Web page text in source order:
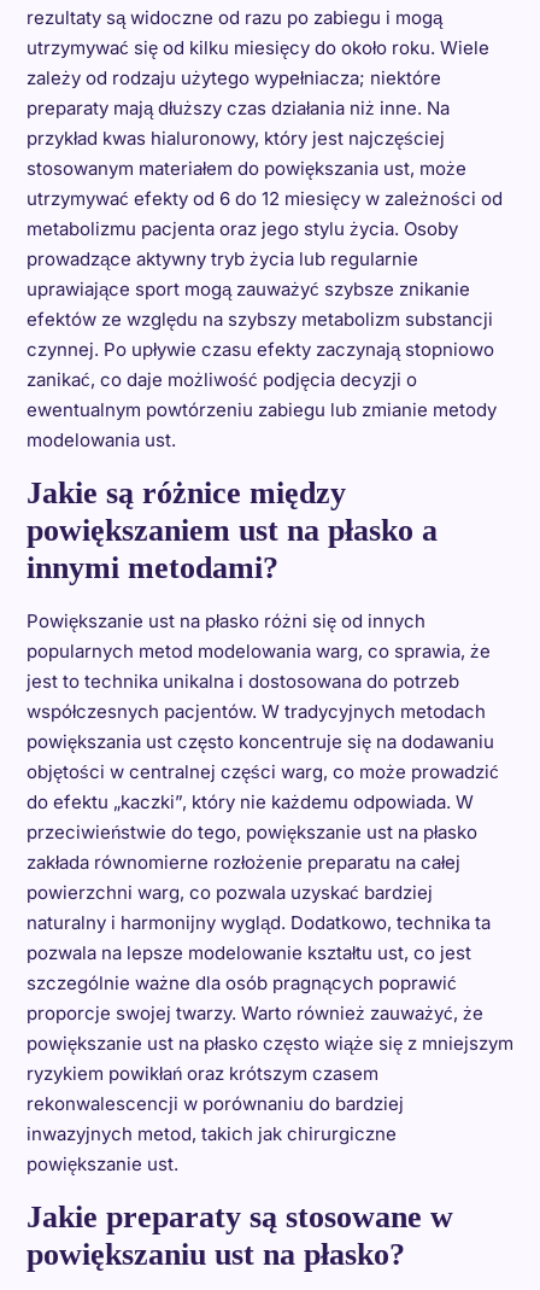
rezultaty są widoczne od razu po zabiegu i mogą
utrzymywać się od kilku miesięcy do około roku. Wiele
zależy od rodzaju użytego wypełniacza; niektóre
preparaty mają dłuższy czas działania niż inne. Na
przykład kwas hialuronowy, który jest najczęściej
stosowanym materiałem do powiększania ust, może
utrzymywać efekty od 6 do 12 miesięcy w zależności od
metabolizmu pacjenta oraz jego stylu życia. Osoby
prowadzące aktywny tryb życia lub regularnie
uprawiające sport mogą zauważyć szybsze znikanie
efektów ze względu na szybszy metabolizm substancji
czynnej. Po upływie czasu efekty zaczynają stopniowo
zanikać, co daje możliwość podjęcia decyzji o
ewentualnym powtórzeniu zabiegu lub zmianie metody
modelowania ust.
Jakie są różnice między
powiększaniem ust na płasko a
innymi metodami?
Powiększanie ust na płasko różni się od innych
popularnych metod modelowania warg, co sprawia, że
jest to technika unikalna i dostosowana do potrzeb
współczesnych pacjentów. W tradycyjnych metodach
powiększania ust często koncentruje się na dodawaniu
objętości w centralnej części warg, co może prowadzić
do efektu „kaczki”, który nie każdemu odpowiada. W
przeciwieństwie do tego, powiększanie ust na płasko
zakłada równomierne rozłożenie preparatu na całej
powierzchni warg, co pozwala uzyskać bardziej
naturalny i harmonijny wygląd. Dodatkowo, technika ta
pozwala na lepsze modelowanie kształtu ust, co jest
szczególnie ważne dla osób pragnących poprawić
proporcje swojej twarzy. Warto również zauważyć, że
powiększanie ust na płasko często wiąże się z mniejszym
ryzykiem powikłań oraz krótszym czasem
rekonwalescencji w porównaniu do bardziej
inwazyjnych metod, takich jak chirurgiczne
powiększanie ust.
Jakie preparaty są stosowane w
powiększaniu ust na płasko?